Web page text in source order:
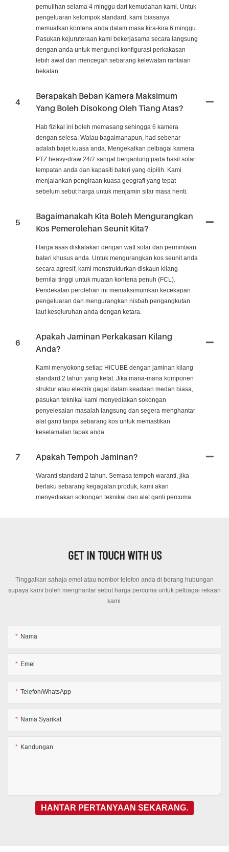
pemulihan selama 4 minggu dari kemudahan kami. Untuk
pengeluaran kelompok standard, kami biasanya
memuatkan kontena anda dalam masa kira-kira 6 minggu.
Pasukan kejuruteraan kami bekerjasama secara langsung
dengan anda untuk mengunci konfigurasi perkakasan
lebih awal dan mencegah sebarang kelewatan rantaian
bekalan.
4
Berapakah Beban Kamera Maksimum
Yang Boleh Disokong Oleh Tiang Atas?
Hab fizikal ini boleh memasang sehingga 6 kamera
dengan selesa. Walau bagaimanapun, had sebenar
adalah bajet kuasa anda. Mengekalkan pelbagai kamera
PTZ heavy-draw 24/7 sangat bergantung pada hasil solar
tempatan anda dan kapasiti bateri yang dipilih. Kami
menjalankan pengiraan kuasa geografi yang tepat
sebelum sebut harga untuk menjamin sifar masa henti.
5
Bagaimanakah Kita Boleh Mengurangkan
Kos Pemerolehan Seunit Kita?
Harga asas diskalakan dengan watt solar dan permintaan
bateri khusus anda. Untuk mengurangkan kos seunit anda
secara agresif, kami menstrukturkan diskaun kilang
bernilai tinggi untuk muatan kontena penuh (FCL).
Pendekatan perolehan ini memaksimumkan kecekapan
pengeluaran dan mengurangkan nisbah pengangkutan
laut keseluruhan anda dengan ketara.
6
Apakah Jaminan Perkakasan Kilang
Anda?
Kami menyokong setiap HiCUBE dengan jaminan kilang
standard 2 tahun yang ketat. Jika mana-mana komponen
struktur atau elektrik gagal dalam keadaan medan biasa,
pasukan teknikal kami menyediakan sokongan
penyelesaian masalah langsung dan segera menghantar
alat ganti tanpa sebarang kos untuk memastikan
keselamatan tapak anda.
7 Apakah Tempoh Jaminan?
Waranti standard 2 tahun. Semasa tempoh waranti, jika
berlaku sebarang kegagalan produk, kami akan
menyediakan sokongan teknikal dan alat ganti percuma.
GET IN TOUCH WITH US
Tinggalkan sahaja emel atau nombor telefon anda di borang hubungan
supaya kami boleh menghantar sebut harga percuma untuk pelbagai rekaan
kami.
Nama
Emel
Telefon/WhatsApp
Nama Syarikat
Kandungan
HANTAR PERTANYAAN SEKARANG.